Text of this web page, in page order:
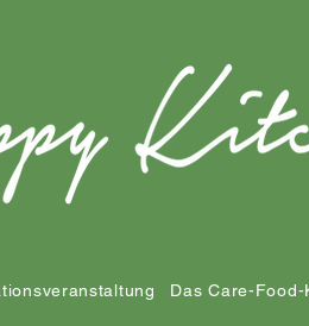
Das Care-Food-